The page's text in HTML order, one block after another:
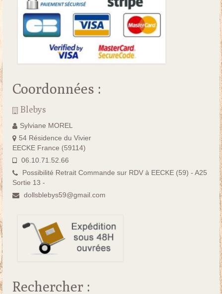
Coordonnées :
Blebys
Sylviane MOREL
54 Résidence du Vivier
EECKE France (59114)
06.10.71.52.66
Possibilité Retrait Commande sur RDV à EECKE (59) - A25
Sortie 13 -
dollsblebys59@gmail.com
Rechercher :